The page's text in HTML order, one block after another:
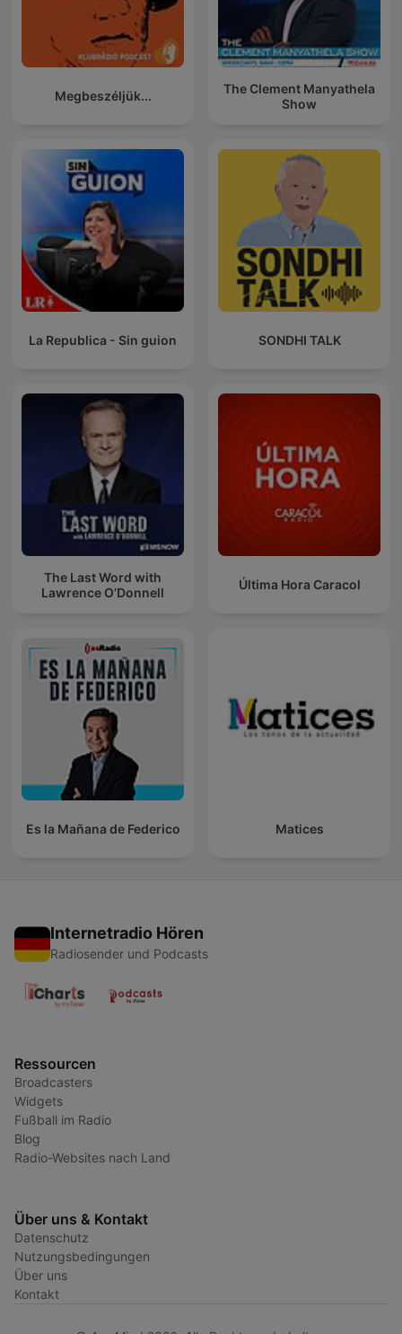
Megbeszéljük...
The Clement Manyathela
Show
La Republica - Sin guion SONDHI TALK
The Last Word with
Lawrence O’Donnell
Última Hora Caracol
Es la Mañana de Federico Matices
Internetradio Hören
Radiosender und Podcasts
Ressourcen
Broadcasters
Widgets
Fußball im Radio
Blog
Radio-Websites nach Land
Über uns & Kontakt
Datenschutz
Nutzungsbedingungen
Über uns
Kontakt